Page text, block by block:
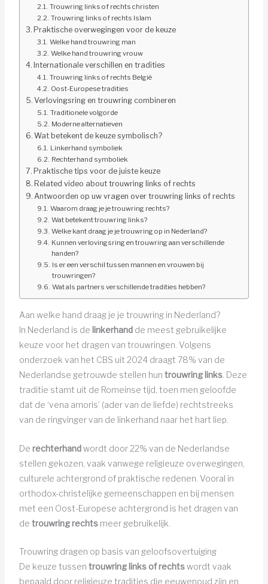
Trouwring links of rechts christen
Trouwring links of rechts Islam
Praktische overwegingen voor de keuze
Welke hand trouwring man
Welke hand trouwring vrouw
Internationale verschillen en tradities
Trouwring links of rechts België
Oost-Europese tradities
Verlovingsring en trouwring combineren
Traditionele volgorde
Moderne alternatieven
Wat betekent de keuze symbolisch?
Linkerhand symboliek
Rechterhand symboliek
Praktische tips voor de juiste keuze
Related video about trouwring links of rechts
Antwoorden op uw vragen over trouwring links of rechts
Waarom draag je je trouwring rechts?
Wat betekent trouwring links?
Welke kant draag je je trouwring op in Nederland?
Kunnen verlovingsring en trouwring aan verschillende
handen?
Is er een verschil tussen mannen en vrouwen bij
trouwringen?
Wat als partners verschillende tradities hebben?
Aan welke hand draag je je trouwring in Nederland?
In Nederland is de linkerhandde meest gebruikelijke
keuze voor het dragen van trouwringen. Volgens
onderzoek van het CBS uit 2024 draagt 78% van de
Nederlandse getrouwde stellen hun trouwring links. Deze
traditie stamt uit de Romeinse tijd, toen men geloofde
dat de ‘vena amoris’ (ader van de liefde) rechtstreeks
van de ringvinger van de linkerhand naar het hart liep.
De rechterhandwordt door 22% van de Nederlandse
stellen gekozen, vaak vanwege religieuze overwegingen,
culturele achtergrond of praktische redenen. Vooral in
orthodox-christelijke gemeenschappen en bij mensen
met een Oost-Europese achtergrond is het dragen van
de trouwring rechtsmeer gebruikelijk.
Trouwring dragen op basis van geloofsovertuiging
De keuze tussen trouwring links of rechtswordt vaak
bepaald door religieuze tradities die eeuwenoud zijn en